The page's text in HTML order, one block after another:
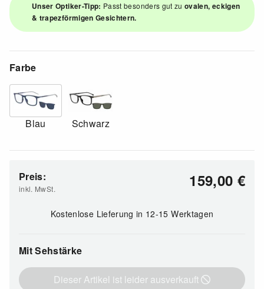
Unser Optiker-Tipp: Passt besonders gut zuovalen, eckigen
& trapezförmigen Gesichtern.
Farbe
Blau Schwarz
Preis:
inkl. MwSt. 159,00 €
Kostenlose Lieferungin 12-15 Werktagen
Mit Sehstärke
Dieser Artikel ist leider ausverkauft